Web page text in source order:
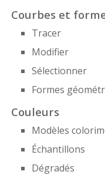
Courbes et
Tracer
Modifier
Sélectionner
Formes
Couleurs
Modèles
Échantillons
Dégradés